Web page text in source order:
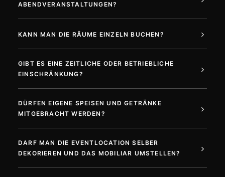
ABENDVERANSTALTUNGEN?
KANN MAN DIE RÄUME EINZELN BUCHEN?
GIBT ES EINE ZEITLICHE ODER BETRIEBLICHE
EINSCHRÄNKUNG?
DÜRFEN EIGENE SPEISEN UND GETRÄNKE
MITGEBRACHT WERDEN?
DARF MAN DIE EVENTLOCATION SELBER
DEKORIEREN UND DAS MOBILIAR UMSTELLEN?